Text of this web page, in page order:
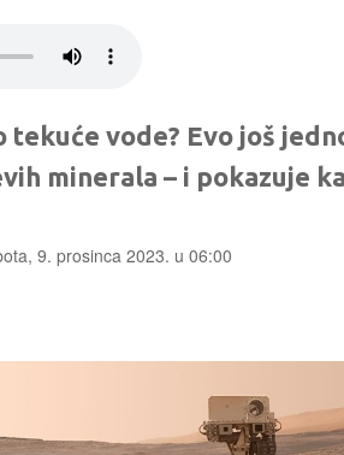
tekuće vode? Evo još
minerala – i pokazuje
9. prosinca 2023. u 06:00